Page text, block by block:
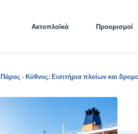
Ακτοπλοϊκά Προορισμοί
Πάρος - Κύθνος: Εισιτήρια πλοίων και